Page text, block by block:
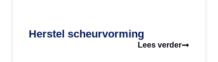
Herstel scheurvorming
Lees verder